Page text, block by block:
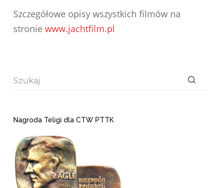
Szczegółowe opisy wszystkich filmów na
stronie www.jachtfilm.pl
Nagroda Teligi dla CTW PTTK